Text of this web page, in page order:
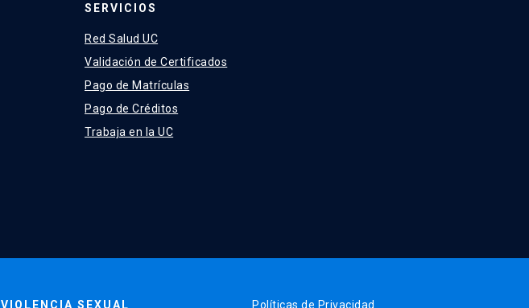
SERVICIOS
Red Salud UC
Validación de Certificados
Pago de Matrículas
Pago de Créditos
Trabaja en la UC
VIOLENCIA SEXUAL Políticas de Privacidad